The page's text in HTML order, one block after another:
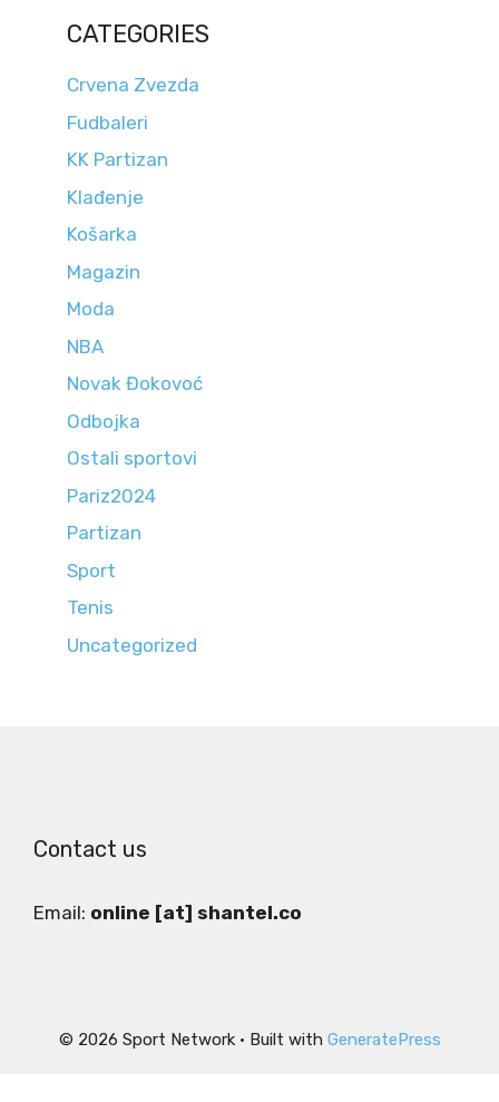
CATEGORIES
Crvena Zvezda
Fudbaleri
KK Partizan
Klađenje
Košarka
Magazin
Moda
NBA
Novak Đokovoć
Odbojka
Ostali sportovi
Pariz2024
Partizan
Sport
Tenis
Uncategorized
Contact us
Email: online [at] shantel.co
© 2026 Sport Network• Built with GeneratePress